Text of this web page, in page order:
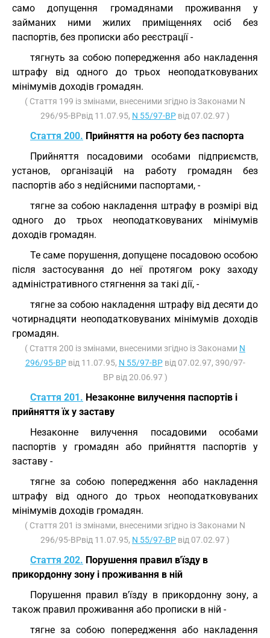
само допущення громадянами проживання у
займаних ними жилих приміщеннях осіб без
паспортів, без прописки або реєстрації -
тягнуть за собою попередження або накладення
штрафу від одного до трьох неоподатковуваних
мінімумів доходів громадян.
( Стаття 199 із змінами, внесеними згідно із Законами N
296/95-ВРвід 11.07.95, N 55/97-ВР від 07.02.97 )
Стаття 200. Прийняття на роботу без паспорта
Прийняття посадовими особами підприємств,
установ, організацій на работу громадян без
паспортів або з недійсними паспортами, -
тягне за собою накладення штрафу в розмірі від
одного до трьох неоподатковуваних мінімумів
доходів громадян.
Те саме порушення, допущене посадовою особою
після застосування до неї протягом року заходу
адміністративного стягнення за такі дії, -
тягне за собою накладення штрафу від десяти до
чотирнадцяти неоподатковуваних мінімумів доходів
громадян.
( Стаття 200 із змінами, внесеними згідно із Законами N
296/95-ВРвід 11.07.95, N 55/97-ВРвід 07.02.97, 390/97-
ВР від 20.06.97 )
Стаття 201. Незаконне вилучення паспортів і
прийняття їх у заставу
Незаконне вилучення посадовими особами
паспортів у громадян або прийняття паспортів у
заставу -
тягне за собою попередження або накладення
штрафу від одного до трьох неоподатковуваних
мінімумів доходів громадян.
( Стаття 201 із змінами, внесеними згідно із Законами N
296/95-ВРвід 11.07.95, N 55/97-ВР від 07.02.97 )
Стаття 202. Порушення правил в'їзду в
прикордонну зону і проживання в ній
Порушення правил в'їзду в прикордонну зону, а
також правил проживання або прописки в ній -
тягне за собою попередження або накладення